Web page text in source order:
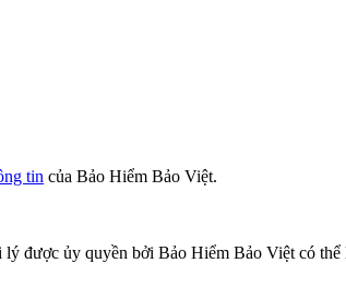
tin của Bảo Hiểm Bảo Việt​.
được ủy quyền bởi Bảo Hiểm Bảo Việt có